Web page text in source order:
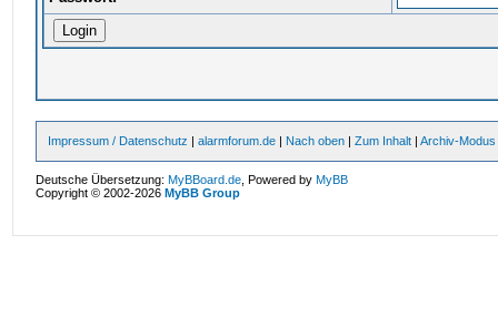
Impressum / Datenschutz |alarmforum.de | Nach oben |Zum Inhalt |Archiv-Modus
Deutsche Übersetzung:MyBBoard.de , Powered byMyBB
Copyright © 2002-2026MyBB Group